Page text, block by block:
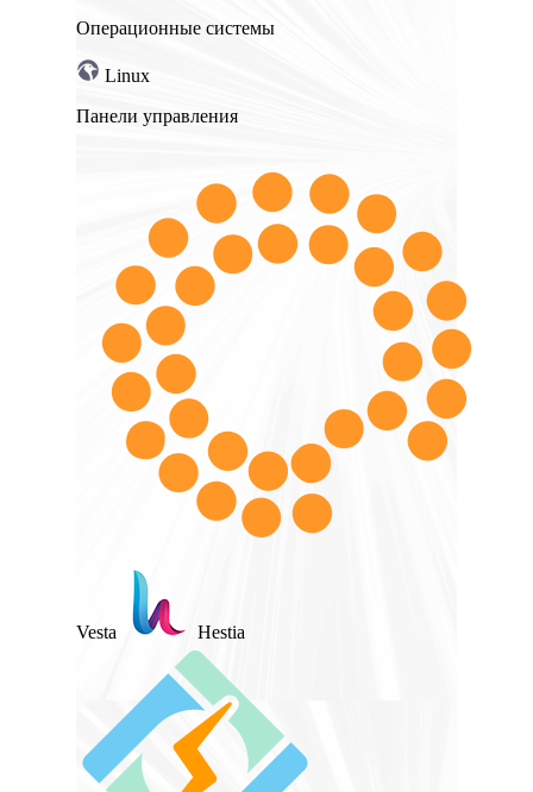
Операционные системы
Linux
Панели управления
Vesta Hestia